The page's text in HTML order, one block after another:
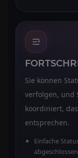
Sie können
verfolgen, und
koordiniert,
entsprechen.
Einfache